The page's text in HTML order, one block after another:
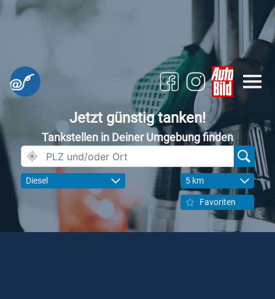
Jetzt günstig tanken!
Tankstellen in Deiner Umgebung finden
Diesel 5 km
Favoriten